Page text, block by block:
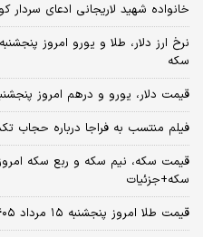
خانواده شهید لاریجانی ادعای سردار
سکه
قیمت دلار، یورو و درهم امروز پنجشنبه ۱۵ مرداد ۱۴۰۵ |کاهش قیمت
فیلم منتسب به فراجا درباره حجاب
سکه+جزئیات
قیمت طلا امروز پنجشنبه ۱۵ مرداد ۱۴۰۵/افزایش قیمت طلا